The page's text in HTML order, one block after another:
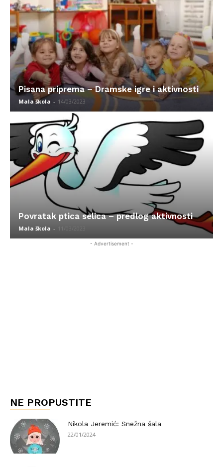
Pisana priprema – Dramske igre i aktivnosti
Mala škola - 14/03/2023
Povratak ptica selica – predlog aktivnosti
Mala škola - 11/03/2023
- Advertisement -
NE PROPUSTITE
Nikola Jeremić: Snežna šala
22/01/2024